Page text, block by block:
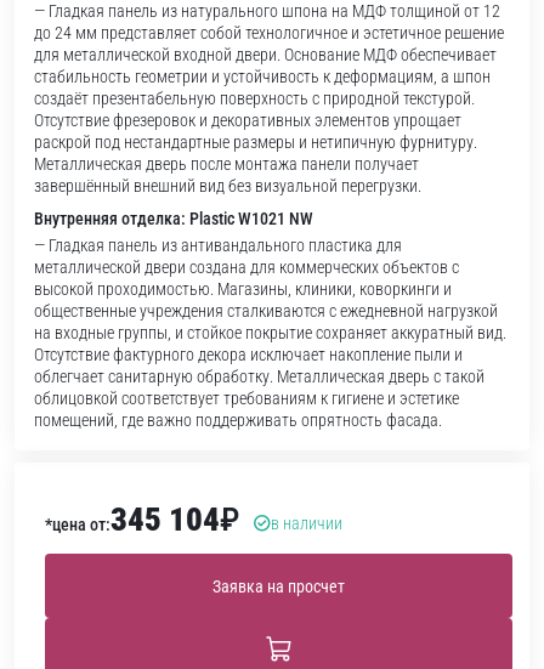
— Гладкая панель из натурального шпона на МДФ толщиной от 12
до 24 мм представляет собой технологичное и эстетичное решение
для металлической входной двери. Основание МДФ обеспечивает
стабильность геометрии и устойчивость к деформациям, а шпон
создаёт презентабельную поверхность с природной текстурой.
Отсутствие фрезеровок и декоративных элементов упрощает
раскрой под нестандартные размеры и нетипичную фурнитуру.
Металлическая дверь после монтажа панели получает
завершённый внешний вид без визуальной перегрузки.
Внутренняя отделка: Plastic W1021 NW
— Гладкая панель из антивандального пластика для
металлической двери создана для коммерческих объектов с
высокой проходимостью. Магазины, клиники, коворкинги и
общественные учреждения сталкиваются с ежедневной нагрузкой
на входные группы, и стойкое покрытие сохраняет аккуратный вид.
Отсутствие фактурного декора исключает накопление пыли и
облегчает санитарную обработку. Металлическая дверь с такой
облицовкой соответствует требованиям к гигиене и эстетике
помещений, где важно поддерживать опрятность фасада.
*цена от:345 104₽ в наличии
Заявка на просчет